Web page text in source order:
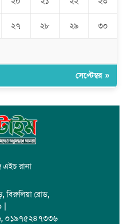
মানবাধিকার সংস্থার ইফতার
১২তম বার্ষিক পুরস্কার বিতরণ ও বালিকা
২৭ ২৮ ২৯ ৩০
সেপ্টেম্বর »
রানা
বিরুলিয়া রোড,
০১৯৭৫২৪৭৩৩৬